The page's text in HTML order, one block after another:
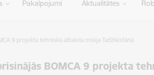
Pakalpojumi Aktualitātes
9 projekta tehniskā atbalsta misija Tadžikistānā
BOMCA 9 projekta